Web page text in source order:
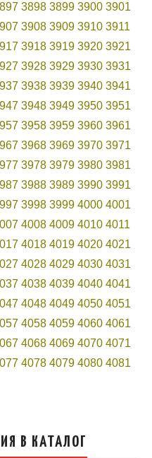
3898 3899 3900 3901
3908 3909 3910 3911
3918 3919 3920 3921
3928 3929 3930 3931
3938 3939 3940 3941
3948 3949 3950 3951
3958 3959 3960 3961
3968 3969 3970 3971
3978 3979 3980 3981
3988 3989 3990 3991
3998 3999 4000 4001
4008 4009 4010 4011
4018 4019 4020 4021
4028 4029 4030 4031
4038 4039 4040 4041
4048 4049 4050 4051
4058 4059 4060 4061
4068 4069 4070 4071
4078 4079 4080 4081
В КАТАЛОГ